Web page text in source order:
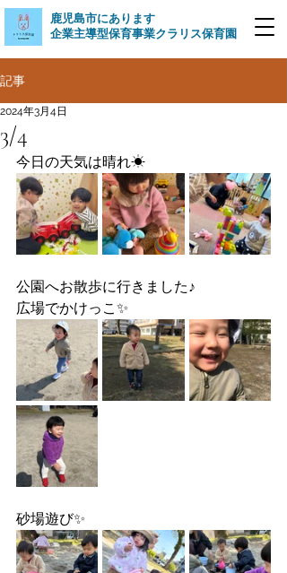
​鹿児島市にあります
企業主導型保育事業クラリス保育園
記事
3/4
2024年3月4日
今日の天気は晴れ☀
公園へお散歩に行きました♪
広場でかけっこ✨
砂場遊び✨